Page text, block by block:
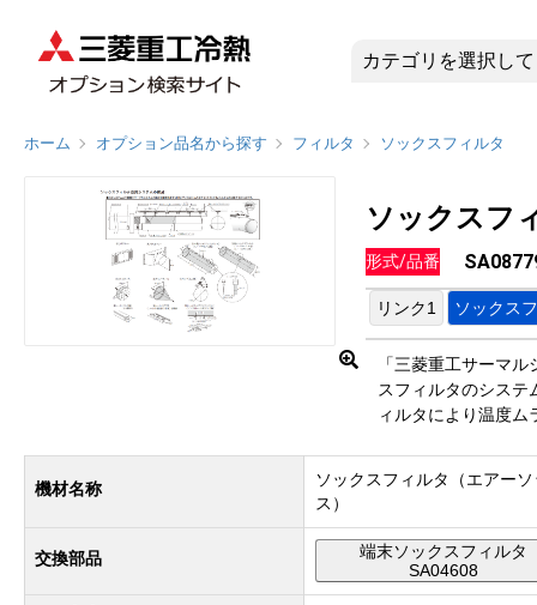
SA08779
ホーム オプション品名から探す フィルタ ソックスフィルタ
ソックスフ
形式/品番
リンク1 ソックス
「三菱重工サーマ
スフィルタのシステ
ィルタにより温度
機材名称
ソックスフィルタ（エアー
ス）
交換部品
端末ソックスフィルタ
SA04608